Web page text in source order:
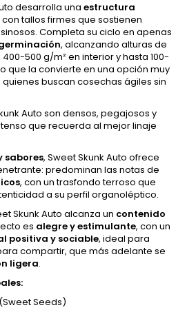
desarrolla una estructura
con tallos firmes que sostienen
Completa su ciclo en apenas
, alcanzando alturas de
500 g/m² en interior y hasta 100-
que la convierte en una opción muy
buscan cosechas ágiles sin
Auto son densos, pegajosos y
que recuerda al mejor linaje
sabores, Sweet Skunk Auto ofrece
predominan las notas de
, con un trasfondo terroso que
a su perfil organoléptico.
Skunk Auto alcanza un contenido
es alegre y estimulante, con un
positiva y sociable, ideal para
compartir, que más adelante se
ligera.
Seeds)